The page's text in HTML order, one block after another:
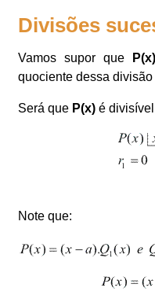
Divisões
Vamos supor que P(x)
quociente dessa
Será que P(x) é
Note que: